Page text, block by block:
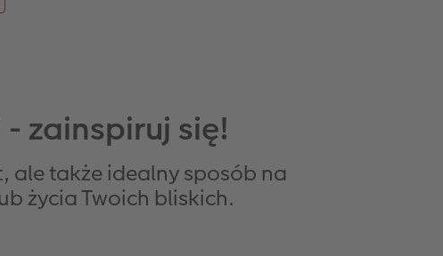
zainspiruj się!
ale także idealny sposób na
życia Twoich bliskich.